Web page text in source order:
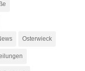
Osterwieck